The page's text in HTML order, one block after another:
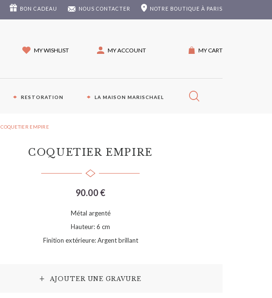
BON CADEAU NOUS CONTACTER NOTRE BOUTIQUE À PARIS
MY WISHLIST MY ACCOUNT MY CART
RESTORATION LA MAISON MARISCHAEL
COQUETIER EMPIRE
COQUETIER EMPIRE
90.00 €
Métal argenté
Hauteur: 6 cm
Finition extérieure: Argent brillant
AJOUTER UNE GRAVURE